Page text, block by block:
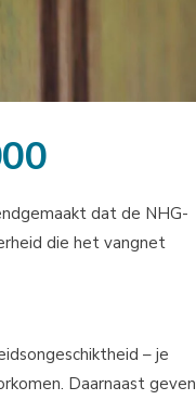
dat de NHG-
die het vangnet
– je
Daarnaast geven